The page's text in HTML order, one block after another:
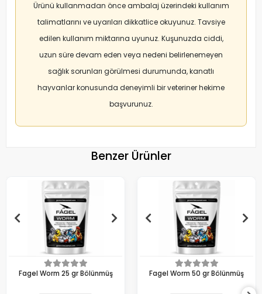
Ürünü kullanmadan önce ambalaj üzerindeki kullanım
talimatlarını ve uyarıları dikkatlice okuyunuz. Tavsiye
edilen kullanım miktarına uyunuz. Kuşunuzda ciddi,
uzun süre devam eden veya nedeni belirlenemeyen
sağlık sorunları görülmesi durumunda, kanatlı
hayvanlar konusunda deneyimli bir veteriner hekime
başvurunuz.
Benzer Ürünler
Fagel Worm 25 gr Bölünmüş Fagel Worm 50 gr Bölünmüş